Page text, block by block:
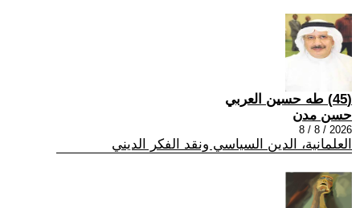
(45) طه حسين العربي
حسن مدن
2026 / 8 / 8
العلمانية، الدين السياسي ونقد الفكر الديني